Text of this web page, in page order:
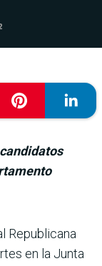
Republicana
en la Junta